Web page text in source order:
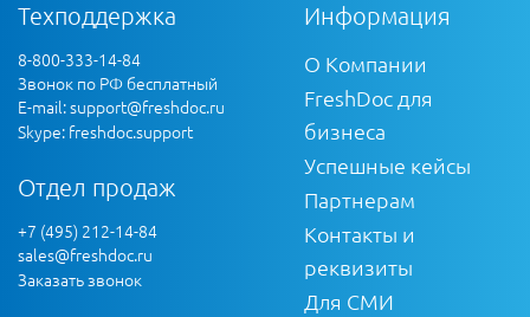
Техподдержка
8-800-333-14-84
Звонок по РФ бесплатный
E-mail:support@freshdoc.ru
Skype: freshdoc.support
Отдел продаж
+7 (495) 212-14-84
sales@freshdoc.ru
Заказать звонок
Информация
О Компании
FreshDoc для
бизнеса
Успешные кейсы
Партнерам
Контакты и
реквизиты
Для СМИ